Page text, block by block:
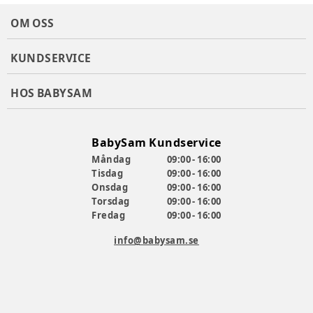
Åldersgrupp: 6 månader – 4 år
Fotstöd: justerbart i 5 lägen
Sufflett: XXL, vattentät med UPF50+-filter och titthål
Hjul: EVA-skumhjul (15 cm fram / 19,5 cm bak), 360°
Fjädring: dubbel fjädring fram och bak
Broms: central fotbroms
Ihopfällning: automatiskt system, kan manövreras med
Korg: vattentät med dragkedja, kapacitet upp till 3 kg
OM OSS
KUNDSERVICE
HOS BABYSAM
BabySam Kundservice
Måndag
09:00 - 16:00
Tisdag
09:00 - 16:00
Onsdag
09:00 - 16:00
Torsdag
09:00 - 16:00
Fredag
09:00 - 16:00
info@babysam.se